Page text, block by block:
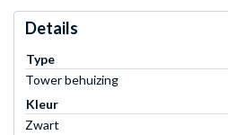
Details
Type
Tower behuizing
Kleur
Zwart